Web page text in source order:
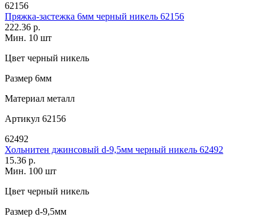
62156
Пряжка-застежка 6мм черный никель 62156
222.36 р.
Мин. 10 шт
Цвет черный никель
Размер 6мм
Материал металл
Артикул 62156
62492
Хольнитен джинсовый d-9,5мм черный никель 62492
15.36 р.
Мин. 100 шт
Цвет черный никель
Размер d-9,5мм